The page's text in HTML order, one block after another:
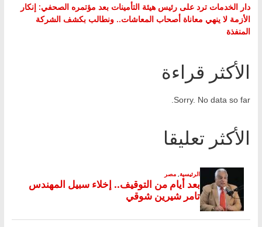
دار الخدمات ترد على رئيس هيئة التأمينات بعد مؤتمره الصحفي: إنكار
الأزمة لا ينهي معاناة أصحاب المعاشات.. ونطالب بكشف الشركة
المنفذة
الأكثر قراءة
Sorry. No data so far.
الأكثر تعليقا